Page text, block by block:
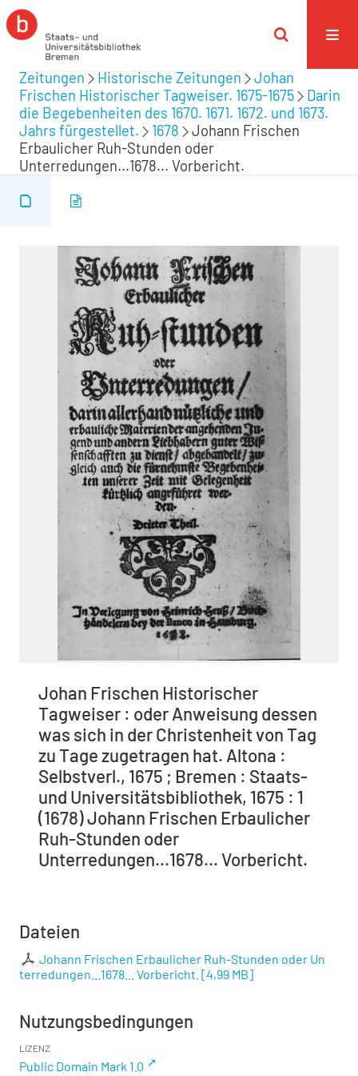
Zeitungen Historische Zeitungen
Johan
Frischen Historischer Tagweiser. 1675-1675
Darin
die Begebenheiten des 1670. 1671. 1672. und 1673.
Jahrs fürgestellet.
1678
Johann Frischen
Erbaulicher Ruh-Stunden oder
Unterredungen...1678... Vorbericht.
Johan Frischen Historischer
Tagweiser : oder Anweisung dessen
was sich in der Christenheit von Tag
zu Tage zugetragen hat. Altona :
Selbstverl., 1675 ; Bremen : Staats-
und Universitätsbibliothek, 1675 : 1
(1678) Johann Frischen Erbaulicher
Ruh-Stunden oder
Unterredungen...1678... Vorbericht.
Dateien
Johann Frischen Erbaulicher Ruh-Stunden oder Un
terredungen...1678... Vorbericht. [4,99 MB]
Nutzungsbedingungen
LIZENZ
Public Domain Mark 1.0